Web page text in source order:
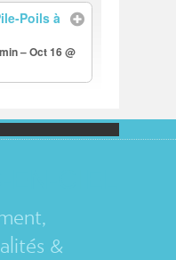
Poils à
– Oct 16 @
&